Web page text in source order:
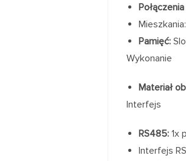
Pamięć:
Wykonanie
Materiał
Interfejs
RS485: 1x
Interfejs